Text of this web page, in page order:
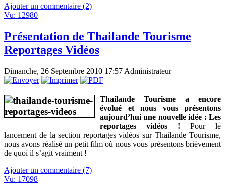
Ajouter un commentaire (2)
Vu: 12980
Présentation de Thailande Tourisme
Reportages Vidéos
Dimanche, 26 Septembre 2010 17:57 Administrateur
Thailande Tourisme a encore
évolué et nous vous présentons
aujourd’hui une nouvelle idée : Les
reportages vidéos ! Pour le
lancement de la section reportages vidéos sur Thailande Tourisme,
nous avons réalisé un petit film où nous vous présentons brièvement
de quoi il s’agit vraiment !
Ajouter un commentaire (7)
Vu: 17098